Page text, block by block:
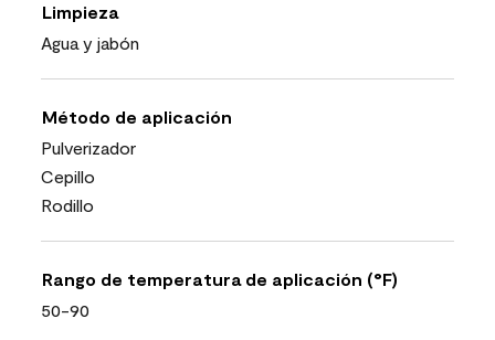
Limpieza
Agua y jabón
Método de aplicación
Pulverizador
Cepillo
Rodillo
Rango de temperatura de aplicación (°F)
50-90